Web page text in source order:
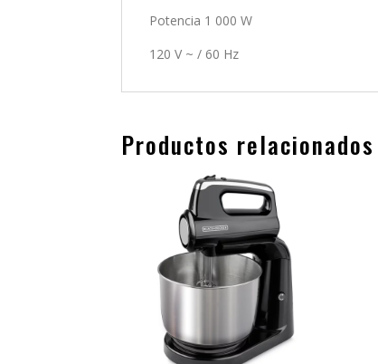
Potencia 1 000 W
120 V ~ / 60 Hz
Productos relacionados